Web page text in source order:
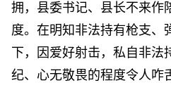
拥，县委书记、县长不来作
度。在明知非法持有枪支、
下，因爱好射击，私自非
纪、心无敬畏的程度令人咋